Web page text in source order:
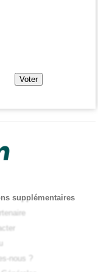
supplémentaires
nous ?